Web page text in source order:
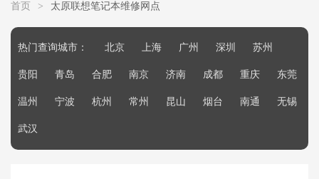
首页 > 太原联想笔记本维修网点
热门查询城市： 北京 上海 广州 深圳 苏州
贵阳 青岛 合肥 南京 济南 成都 重庆 东莞
温州 宁波 杭州 常州 昆山 烟台 南通 无锡
武汉